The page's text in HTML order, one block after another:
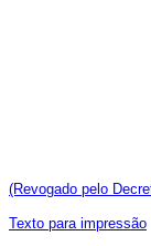
(Revogado pelo
Texto para impressão